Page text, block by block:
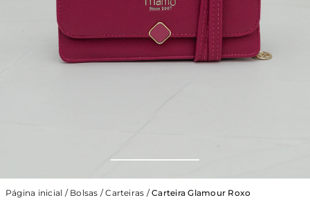
Página inicial / Bolsas /Carteiras /Carteira Glamour Roxo